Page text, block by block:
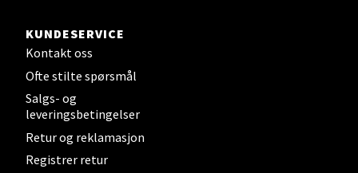
KUNDESERVICE
Kontakt oss
Ofte stilte spørsmål
Salgs- og
leveringsbetingelser
Retur og reklamasjon
Registrer retur
Åpent i dag 10-20